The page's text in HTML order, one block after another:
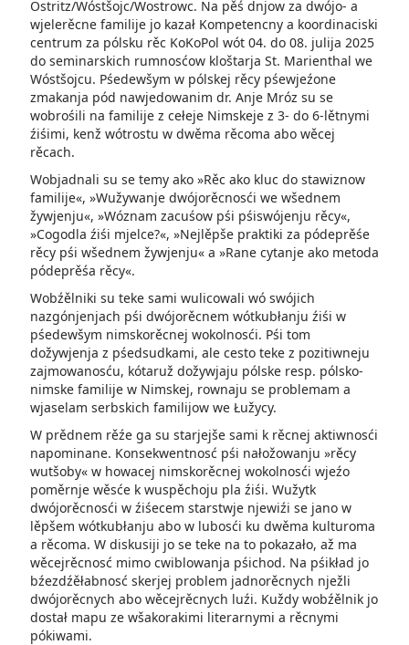
Ostritz/Wóstšojc/Wostrowc. Na pěś dnjow za dwójo- a
wjelerěcne familije jo kazał Kompetencny a koordinaciski
centrum za pólsku rěc KoKoPol wót 04. do 08. julija 2025
do seminarskich rumnosćow kloštarja St. Marienthal we
Wóstšojcu. Pśedewšym w pólskej rěcy pśewjeźone
zmakanja pód nawjedowanim dr. Anje Mróz su se
wobrośili na familije z cełeje Nimskeje z 3- do 6-lětnymi
źiśimi, kenž wótrostu w dwěma rěcoma abo wěcej
rěcach.
Wobjadnali su se temy ako »Rěc ako kluc do stawiznow
familije«, »Wužywanje dwójorěcnosći we wšednem
žywjenju«, »Wóznam zacuśow pśi pśiswójenju rěcy«,
»Cogodla źiśi mjelce?«, »Nejlěpše praktiki za pódeprěśe
rěcy pśi wšednem žywjenju« a »Rane cytanje ako metoda
pódeprěśa rěcy«.
Wobźělniki su teke sami wulicowali wó swójich
nazgónjenjach pśi dwójorěcnem wótkubłanju źiśi w
pśedewšym nimskorěcnej wokolnosći. Pśi tom
dožywjenja z pśedsudkami, ale cesto teke z pozitiwneju
zajmowanosću, kótaruž dožywjaju pólske resp. pólsko-
nimske familije w Nimskej, rownaju se problemam a
wjaselam serbskich familijow we Łužycy.
W prědnem rěźe ga su starjejše sami k rěcnej aktiwnosći
napominane. Konsekwentnosć pśi nałožowanju »rěcy
wutšoby« w howacej nimskorěcnej wokolnosći wjeźo
poměrnje wěsće k wuspěchoju pla źiśi. Wužytk
dwójorěcnosći w źiśecem starstwje njewiźi se jano w
lěpšem wótkubłanju abo w lubosći ku dwěma kulturoma
a rěcoma. W diskusiji jo se teke na to pokazało, až ma
wěcejrěcnosć mimo cwiblowanja pśichod. Na pśikład jo
bźezdźěłabnosć skerjej problem jadnorěcnych nježli
dwójorěcnych abo wěcejrěcnych luźi. Kuždy wobźělnik jo
dostał mapu ze wšakorakimi literarnymi a rěcnymi
pókiwami.